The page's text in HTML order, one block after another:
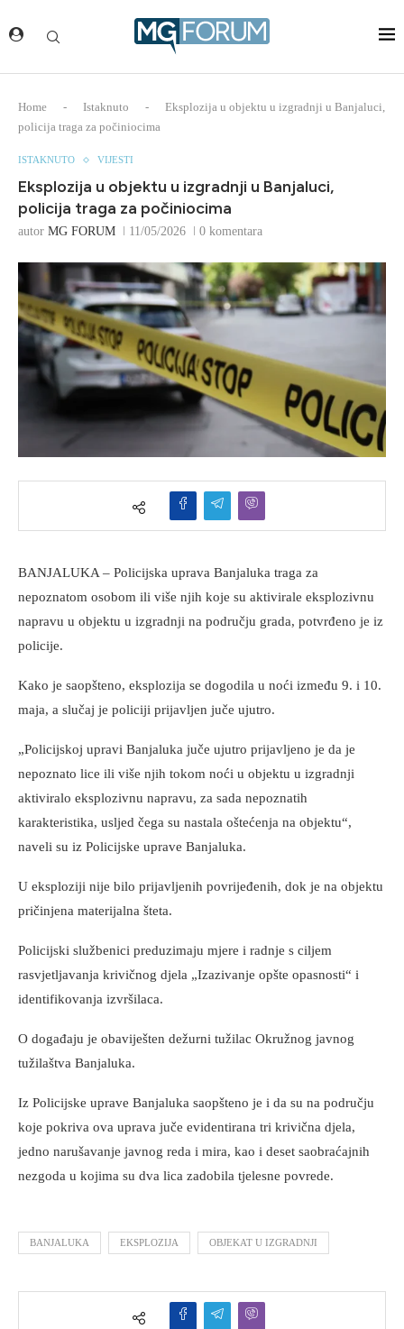
Home - Istaknuto -
Eksplozija u objektu u izgradnji u Banjaluci,
policija traga za počiniocima
ISTAKNUTO VIJESTI
Eksplozija u objektu u izgradnji u Banjaluci,
policija traga za počiniocima
autor MG FORUM 11/05/2026 0 komentara
BANJALUKA – Policijska uprava Banjaluka traga za
nepoznatom osobom ili više njih koje su aktivirale eksplozivnu
napravu u objektu u izgradnji na području grada, potvrđeno je iz
policije.
Kako je saopšteno, eksplozija se dogodila u noći između 9. i 10.
maja, a slučaj je policiji prijavljen juče ujutro.
„Policijskoj upravi Banjaluka juče ujutro prijavljeno je da je
nepoznato lice ili više njih tokom noći u objektu u izgradnji
aktiviralo eksplozivnu napravu, za sada nepoznatih
karakteristika, usljed čega su nastala oštećenja na objektu“,
naveli su iz Policijske uprave Banjaluka.
U eksploziji nije bilo prijavljenih povrijeđenih, dok je na objektu
pričinjena materijalna šteta.
Policijski službenici preduzimaju mjere i radnje s ciljem
rasvjetljavanja krivičnog djela „Izazivanje opšte opasnosti“ i
identifikovanja izvršilaca.
O događaju je obaviješten dežurni tužilac Okružnog javnog
tužilaštva Banjaluka.
Iz Policijske uprave Banjaluka saopšteno je i da su na području
koje pokriva ova uprava juče evidentirana tri krivična djela,
jedno narušavanje javnog reda i mira, kao i deset saobraćajnih
nezgoda u kojima su dva lica zadobila tjelesne povrede.
BANJALUKA EKSPLOZIJA OBJEKAT U IZGRADNJI